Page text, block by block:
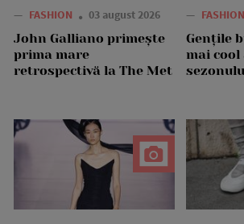
— FASHION 03 august 2026
John Galliano primește
prima mare
retrospectivă la The Met
— FASHION
Gențile
mai cool